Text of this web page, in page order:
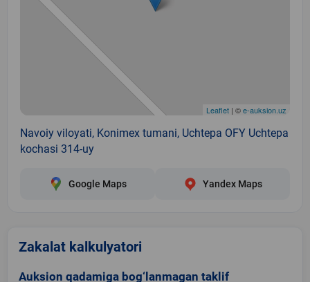
Leaflet | ©e-auksion.uz
Navoiy viloyati, Konimex tumani, Uchtepa OFY Uchtepa
kochasi 314-uy
Google Maps Yandex Maps
Zakalat kalkulyatori
Auksion qadamiga bog‘lanmagan taklif